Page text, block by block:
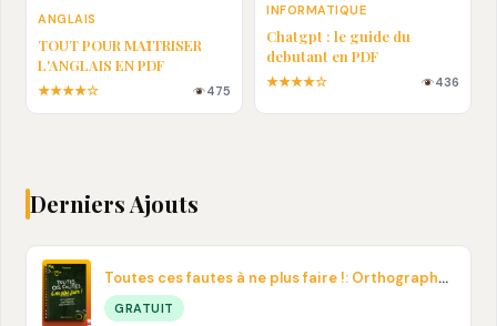
ANGLAIS
TOUT POUR MAȊTRISER
L'ANGLAIS EN PDF
★★★★☆ 475
INFORMATIQUE
Chatgpt : le guide du
debutant en PDF
★★★★☆ 436
Derniers Ajouts
Toutes ces fautes à ne plus faire !: Orthographe, contresens, prononciation… En pdf
GRATUIT